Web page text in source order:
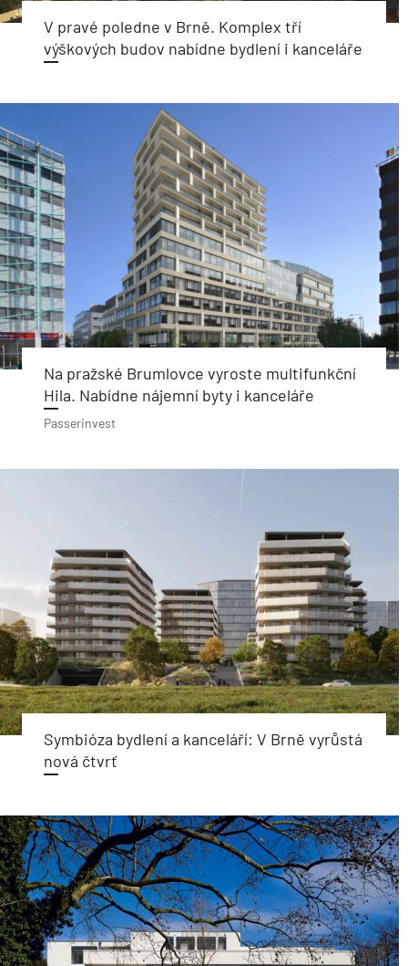
V pravé poledne v Brně. Komplex tří
výškových budov nabídne bydlení i kanceláře
Na pražské Brumlovce vyroste multifunkční
Hila. Nabídne nájemní byty i kanceláře
Passerinvest
Symbióza bydlení a kanceláří: V Brně vyrůstá
nová čtvrť